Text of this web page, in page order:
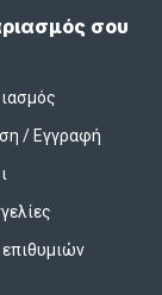
σου
/ Εγγραφή